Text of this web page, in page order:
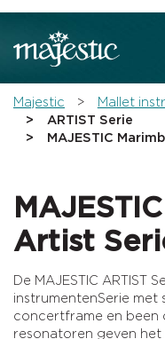
Don't
Majestic Mallet
ARTIST Serie
MAJESTIC
Artist
De MAJESTIC ARTIST
instrumentenSerie met
concertframe en been
resonatoren geven het